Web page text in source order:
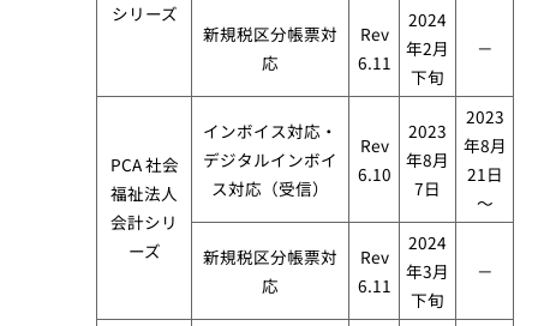
シリーズ​
新規税区分帳票対
応
Rev
6.11
2024
年2月
下旬
－
PCA 社会
福祉法人
会計シリ
ーズ​
インボイス対応・
デジタルインボイ
ス対応（受信）
Rev
6.10
2023
年8月
7日
2023
年8月
21日
～
新規税区分帳票対
応
Rev
6.11
2024
年3月
下旬
－